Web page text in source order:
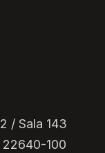
/ Sala 143
22640-100